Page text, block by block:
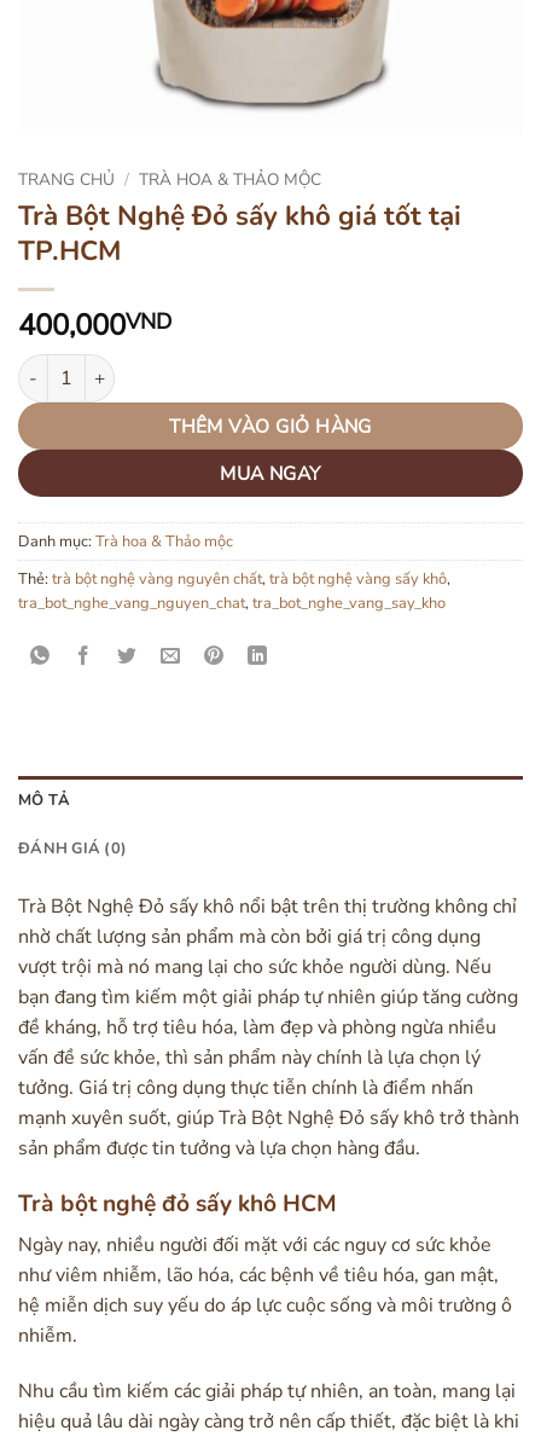
TRANG CHỦ / TRÀ HOA & THẢO MỘC
Trà Bột Nghệ Đỏ sấy khô giá tốt tại
TP.HCM
400,000VND
Trà Bột Nghệ Đỏ sấy khô giá tốt tại TP.HCM số lượng
THÊM VÀO GIỎ HÀNG
MUA NGAY
Danh mục:Trà hoa & Thảo mộc
Thẻ:trà bột nghệ vàng nguyên chất, trà bột nghệ vàng sấy khô,
tra_bot_nghe_vang_nguyen_chat, tra_bot_nghe_vang_say_kho
MÔ TẢ
ĐÁNH GIÁ (0)
Trà Bột Nghệ Đỏ sấy khô nổi bật trên thị trường không chỉ
nhờ chất lượng sản phẩm mà còn bởi giá trị công dụng
vượt trội mà nó mang lại cho sức khỏe người dùng. Nếu
bạn đang tìm kiếm một giải pháp tự nhiên giúp tăng cường
đề kháng, hỗ trợ tiêu hóa, làm đẹp và phòng ngừa nhiều
vấn đề sức khỏe, thì sản phẩm này chính là lựa chọn lý
tưởng. Giá trị công dụng thực tiễn chính là điểm nhấn
mạnh xuyên suốt, giúp Trà Bột Nghệ Đỏ sấy khô trở thành
sản phẩm được tin tưởng và lựa chọn hàng đầu.
Trà bột nghệ đỏ sấy khô HCM
Ngày nay, nhiều người đối mặt với các nguy cơ sức khỏe
như viêm nhiễm, lão hóa, các bệnh về tiêu hóa, gan mật,
hệ miễn dịch suy yếu do áp lực cuộc sống và môi trường ô
nhiễm.
Nhu cầu tìm kiếm các giải pháp tự nhiên, an toàn, mang lại
hiệu quả lâu dài ngày càng trở nên cấp thiết, đặc biệt là khi